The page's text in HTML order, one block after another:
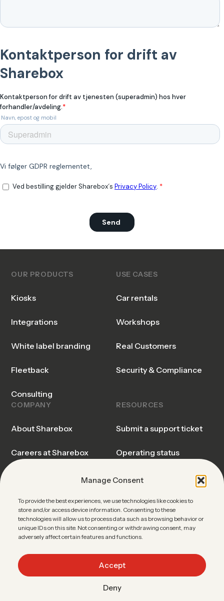
Manage Consent
To provide the best experiences, we use technologies like cookies to
store and/or access device information. Consenting to these
technologies will allow us to process data such as browsing behavior or
unique IDs on this site. Not consenting or withdrawing consent, may
adversely affect certain features and functions.
Accept
Deny
OUR PRODUCTS
Kiosks
Integrations
White label branding
Fleetback
Consulting
USE CASES
Car rentals
Workshops
Real Customers
Security & Compliance
COMPANY
About Sharebox
Careers at Sharebox
Sharebox Explained
Events & Webinars
News
RESOURCES
Submit a support ticket
Operating status
Trust center
Blog & Insights
Sharebox FAQ